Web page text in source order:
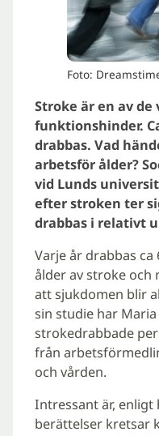
Foto:
Stroke är en av
funktionshinder.
drabbas. Vad
arbetsför ålder?
vid Lunds
efter stroken ter
drabbas i relativt
Varje år drabbas
ålder av stroke och
att sjukdomen blir
sin studie har
strokedrabbade
från
och vården.
Intressant är, enligt
berättelser kretsar